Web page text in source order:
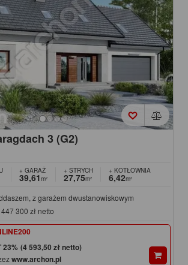
3 (G2)
+ GARAŻ
39,61m²
+ STRYCH
27,75m²
+ KOTŁOWNIA
6,42m²
z garażem dwustanowiskowym
447 300 zł netto
(4 593,50 zł netto)
www.archon.pl